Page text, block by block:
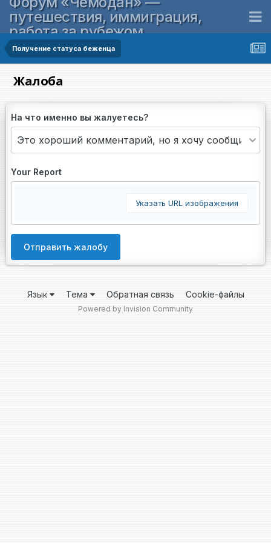
путешествия, иммиграция,
работа за рубежом
Получение статуса беженца
Жалоба
На что именно вы жалуетесь?
Your Report
Указать URL изображения
Отправить жалобу
Язык Тема Обратная связь Cookie-файлы
Powered by Invision Community